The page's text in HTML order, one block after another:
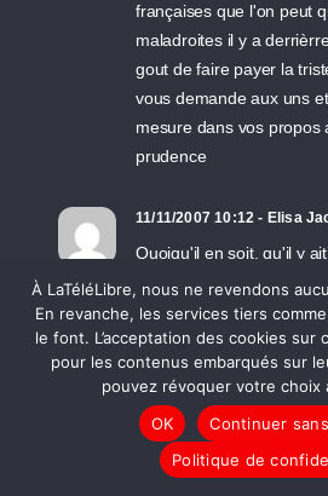
françaises que l'on peut
maladroites il y a
gout de faire payer la
vous demande aux uns
mesure dans vos propos
prudence
11/11/2007 10:12 - Elisa
Quoiqu'il en soit, qu'il y
pas. Je trouve ça assez
entraîné des familles
plus qu'hasardeuse. A
surtout si justement
parts personne ne les
dis "famille d'accueil
d'adoption". 2) Ils ont dis
À LaTéléLibre, nous ne revendons
En revanche, les services tiers
le font. L’acceptation des cookies sur
pour les contenus embarqués sur
pouvez révoquer votre choix
OK
Continuer
Politique de